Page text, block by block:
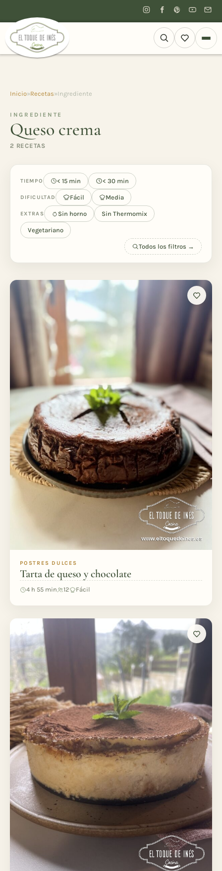
Inicio»Recetas»Ingrediente
INGREDIENTE
Queso crema
2 RECETAS
TIEMPO < 15 min < 30 min
DIFICULTAD Fácil Media
EXTRAS Sin horno Sin Thermomix
Vegetariano
Todos los filtros →
POSTRES DULCES
Tarta de queso y chocolate
4 h 55 min 12 Fácil